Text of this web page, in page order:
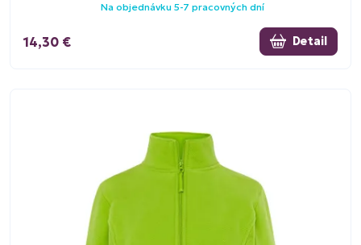
Na objednávku 5-7 pracovných dní
14,30 € Detail